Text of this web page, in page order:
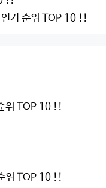
기 순위 TOP 10 !!
위 TOP 10 !!
위 TOP 10 !!